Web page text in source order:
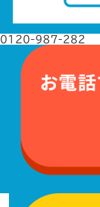
0120-987-282